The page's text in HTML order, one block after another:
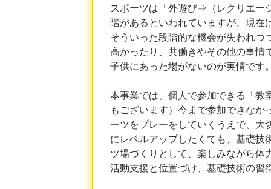
スポーツは「外遊び⇒（レクリエー
階があるといわれていますが、現在
そういった段階的な機会が失われ
高かったり、共働きやその他の事
子供にあった場がないのが実情です。
本事業では、個人で参加できる「教
もございます）今まで参加できな
ーツをプレーをしていくうえで、
にレベルアップしたくても、基礎
ツ場づくりとして、楽しみながら
活動支援と位置づけ、基礎技術の習